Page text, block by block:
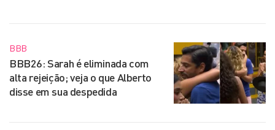
BBB
BBB26: Sarah é eliminada com
alta rejeição; veja o que Alberto
disse em sua despedida